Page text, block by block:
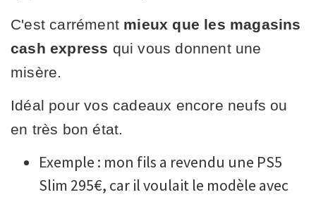
C'est carrément mieux que les magasins
cash express qui vous donnent une
misère.
Idéal pour vos cadeaux encore neufs ou
en très bon état.
Exemple : mon fils a revendu une PS5
Slim 295€, car il voulait le modèle avec